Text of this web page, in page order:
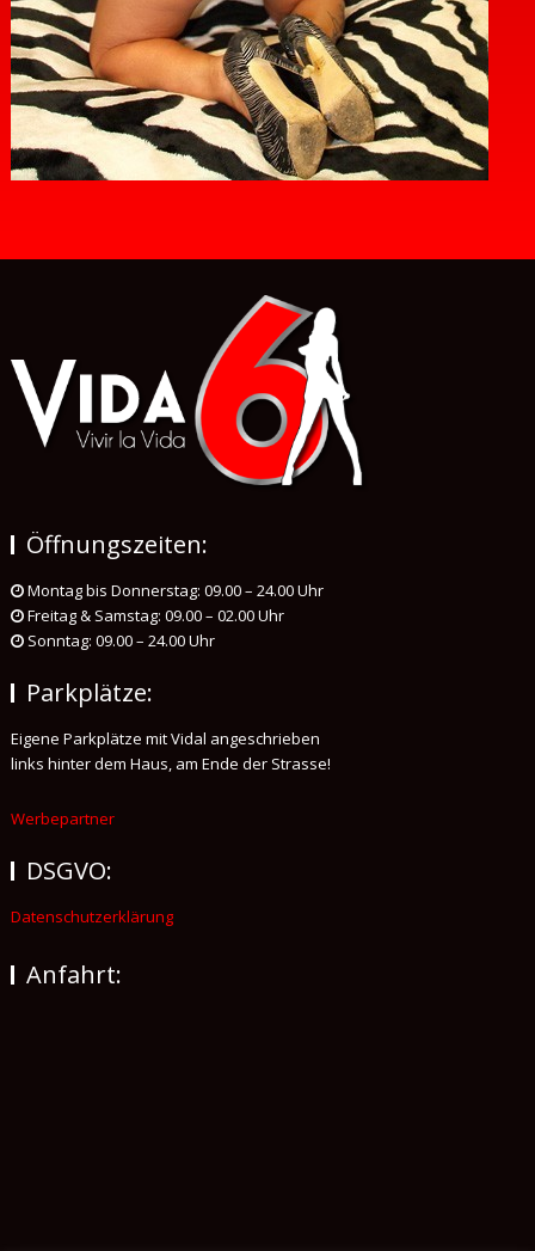
Öffnungszeiten:
Montag bis Donnerstag: 09.00 – 24.00 Uhr
Freitag & Samstag: 09.00 – 02.00 Uhr
Sonntag: 09.00 – 24.00 Uhr
Parkplätze:
Eigene Parkplätze mit Vidal angeschrieben
links hinter dem Haus, am Ende der Strasse!
Werbepartner
DSGVO:
Datenschutzerklärung
Anfahrt: